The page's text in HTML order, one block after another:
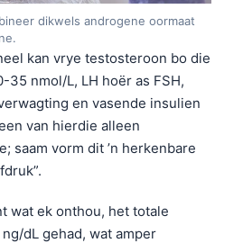
dikwels androgene oormaat
kan vrye testosteroon bo die
35 nmol/L, LH hoër as FSH,
en vasende insulien
van hierdie alleen
saam vorm dit ’n herkenbare
wat ek onthou, het totale
dL gehad, wat amper